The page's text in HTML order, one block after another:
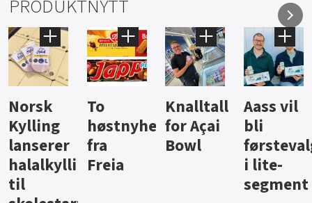
PRODUKTNYTT
Knalltall
for Açai
Bowl
Aass vil
bli
førstevalg
i lite-
Brus og
jus fra
Berentsen
Hard
iste fra
Hansa